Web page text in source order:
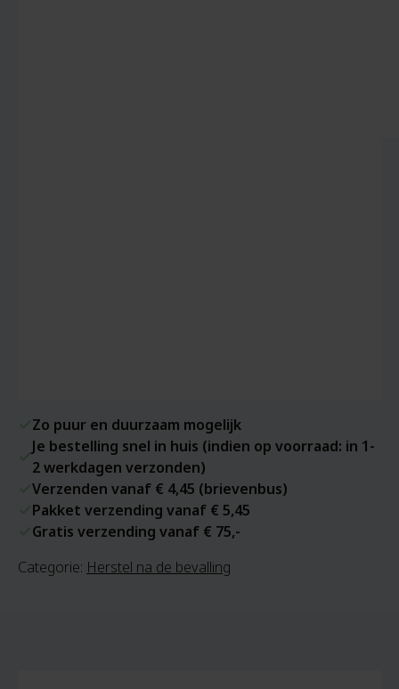
Zo puur en duurzaam mogelijk
Je bestelling snel in huis (indien op voorraad: in 1-
2 werkdagen verzonden)
Verzenden vanaf € 4,45 (brievenbus)
Pakket verzending vanaf € 5,45
Gratis verzending vanaf € 75,-
Categorie: Herstel na de bevalling